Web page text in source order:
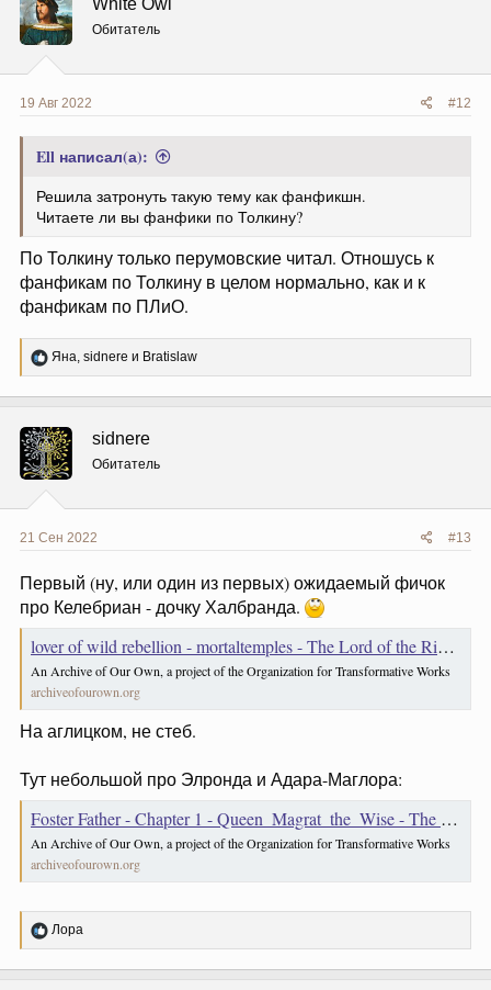
и
и
:
White Owl
Обитатель
19 Авг 2022 #12
Ell написал(а):
Решила затронуть такую тему как фанфикшн.
Читаете ли вы фанфики по Толкину?
По Толкину только перумовские читал. Отношусь к
фанфикам по Толкину в целом нормально, как и к
фанфикам по ПЛиО.
Р
е
ц
и
и
:
Яна, sidnere и Bratislaw
sidnere
Обитатель
21 Сен 2022 #13
Первый (ну, или один из первых) ожидаемый фичок
про Келебриан - дочку Халбранда.
lover of wild rebellion - mortaltemples - The Lord of the Rings - All Media Types [Archive of Our Own]
An Archive of Our Own, a project of the Organization for Transformative Works
archiveofourown.org
На аглицком, не стеб.
Тут небольшой про Элронда и Адара-Маглора:
Foster Father - Chapter 1 - Queen_Magrat_the_Wise - The Lord of the Rings: The Rings of Power (TV 2022) [Archive of Our Own]
An Archive of Our Own, a project of the Organization for Transformative Works
archiveofourown.org
Р
е
Лора